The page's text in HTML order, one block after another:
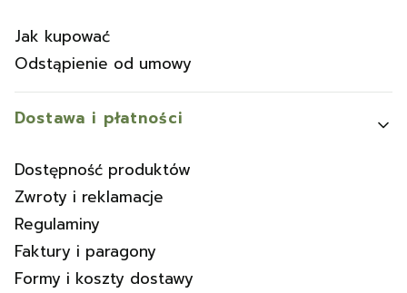
Jak kupować
Odstąpienie od umowy
Dostawa i płatności
Dostępność produktów
Zwroty i reklamacje
Regulaminy
Faktury i paragony
Formy i koszty dostawy